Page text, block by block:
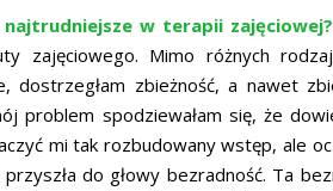
w terapii
zajęciowego. Mimo różnych
zbieżność, a nawet
problem spodziewałam się, że
mi tak rozbudowany wstęp, ale
do głowy bezradność. Ta